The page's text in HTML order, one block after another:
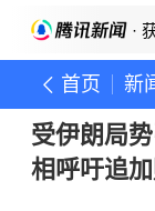
·
首页 新
受伊朗局
相呼吁追